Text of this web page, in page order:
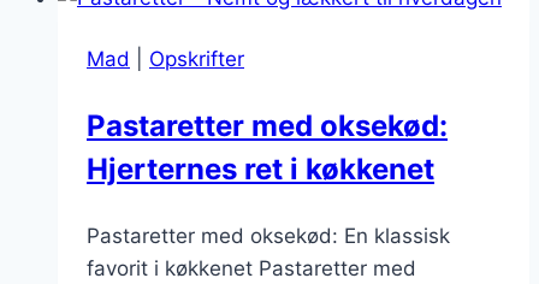
flødesauce
Mad Opskrifter
Pastaretter med oksekød:
Hjerternes ret i køkkenet
Pastaretter med oksekød: En klassisk
favorit i køkkenet Pastaretter med